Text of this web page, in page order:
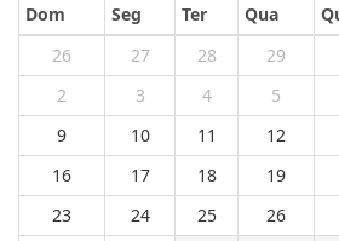
Dom Seg Ter Qua
26
27 28 29
2
3 4 5
9
10 11 12
16
17 18 19
23
24 25 26